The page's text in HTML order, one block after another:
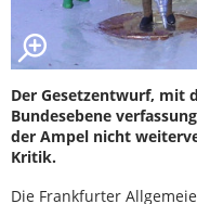
Der Gesetzentwurf, mit
Bundesebene
der Ampel nicht
Kritik.
Die Frankfurter